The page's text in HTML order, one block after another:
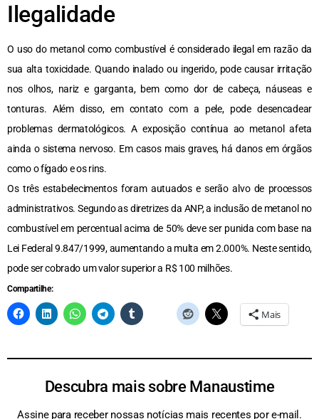
Ilegalidade
O uso do metanol como combustível é considerado ilegal em razão da
sua alta toxicidade. Quando inalado ou ingerido, pode causar irritação
nos olhos, nariz e garganta, bem como dor de cabeça, náuseas e
tonturas. Além disso, em contato com a pele, pode desencadear
problemas dermatológicos. A exposição contínua ao metanol afeta
ainda o sistema nervoso. Em casos mais graves, há danos em órgãos
como o fígado e os rins.
Os três estabelecimentos foram autuados e serão alvo de processos
administrativos. Segundo as diretrizes da ANP, a inclusão de metanol no
combustível em percentual acima de 50% deve ser punida com base na
Lei Federal 9.847/1999, aumentando a multa em 2.000%. Neste sentido,
pode ser cobrado um valor superior a R$ 100 milhões.
Compartilhe:
Mais
Descubra mais sobre Manaustime
Assine para receber nossas notícias mais recentes por e-mail.